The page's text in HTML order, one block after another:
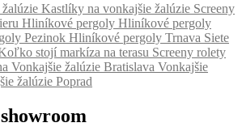
Kastlíky na vonkajšie žalúzie Screeny
Hliníkové pergoly Hliníkové pergoly
Pezinok Hliníkové pergoly Trnava Siete
stojí markíza na terasu Screeny rolety
Vonkajšie žalúzie Bratislava Vonkajšie
žalúzie Poprad